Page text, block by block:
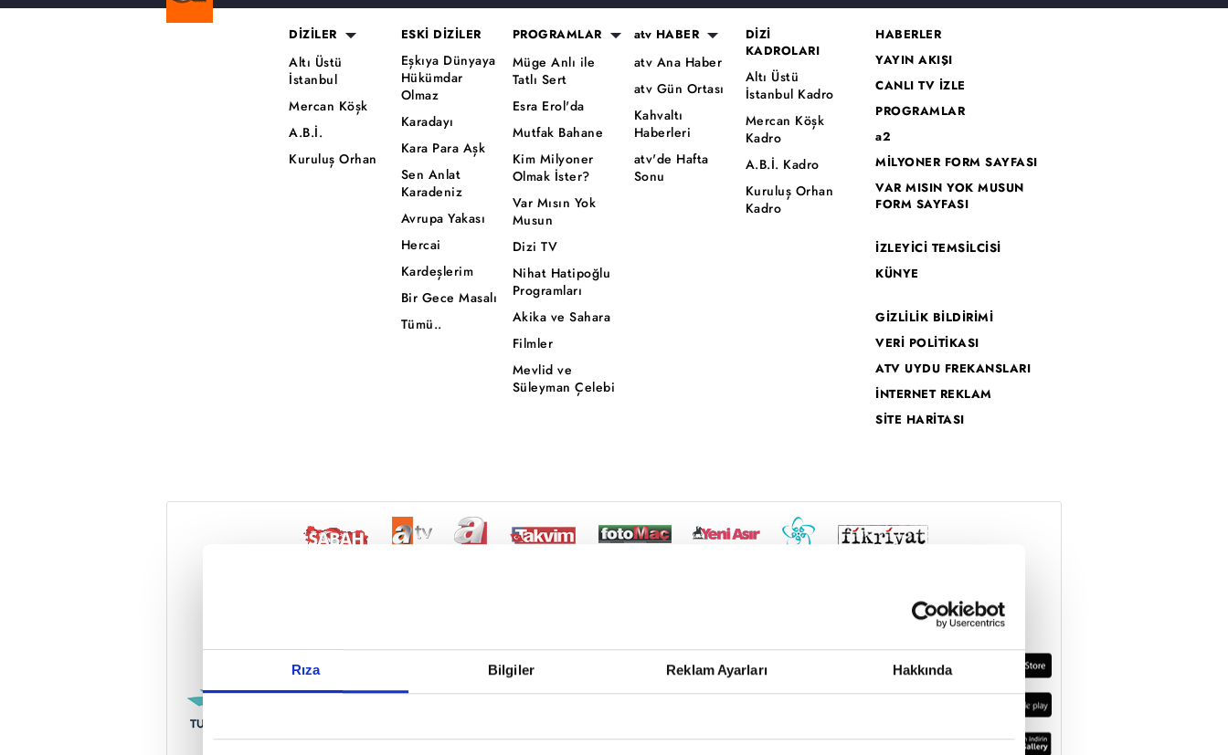
Rıza Bilgiler Reklam Ayarları Hakkında
Reddet
DİZİLER
Altı Üstü
İstanbul
Mercan Köşk
A.B.İ.
Kuruluş Orhan
ESKİ DİZİLER
Eşkıya Dünyaya
Hükümdar
Olmaz
Karadayı
Kara Para Aşk
Sen Anlat
Karadeniz
Avrupa Yakası
Hercai
Kardeşlerim
Bir Gece Masalı
Tümü..
PROGRAMLAR
Müge Anlı ile
Tatlı Sert
Esra Erol'da
Mutfak Bahane
Kim Milyoner
Olmak İster?
Var Mısın Yok
Musun
Dizi TV
Nihat Hatipoğlu
Programları
Akika ve Sahara
Filmler
Mevlid ve
Süleyman Çelebi
atv HABER
atv Ana Haber
atv Gün Ortası
Kahvaltı
Haberleri
atv'de Hafta
Sonu
DİZİ
KADROLARI
Altı Üstü
İstanbul Kadro
Mercan Köşk
Kadro
A.B.İ. Kadro
Kuruluş Orhan
Kadro
HABERLER
YAYIN AKIŞI
CANLI TV İZLE
PROGRAMLAR
a2
MİLYONER FORM SAYFASI
VAR MISIN YOK MUSUN
FORM SAYFASI
İZLEYİCİ TEMSİLCİSİ
KÜNYE
GİZLİLİK BİLDİRİMİ
VERİ POLİTİKASI
ATV UYDU FREKANSLARI
İNTERNET REKLAM
SİTE HARİTASI